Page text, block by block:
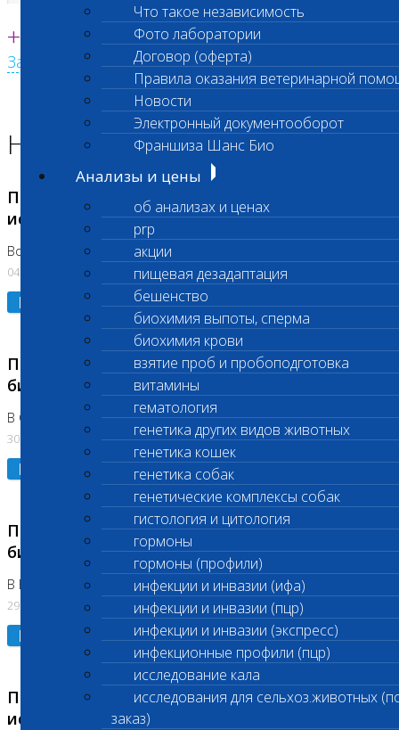
Единая круглосуточная справочная
+7 495 260 0 260
Заказать звонок с сайта
Что такое независимость
Фото лаборатории
Договор (оферта)
Правила оказания ветеринарной
Новости
Электронный документооборот
Франшиза Шанс Био
Анализы и цены
об анализах и ценах
prp
акции
пищевая дезадаптация
бешенство
биохимия выпоты, сперма
биохимия крови
взятие проб и пробоподготовка
витамины
гематология
генетика других видов животных
генетика кошек
генетика собак
генетические комплексы собак
гистология и цитология
гормоны
гормоны (профили)
инфекции и инвазии (ифа)
инфекции и инвазии (пцр)
инфекции и инвазии (экспресс)
инфекционные профили (пцр)
исследование кала
исследования для сельхоз.животных
заказ)
Главная страница
Новости лаборатории
Приостановка срочных биохимических
исследований
Во Владыкино
04.08.2026
Подробнее
Приостановлено выполнение срочных
биохимических исследований
В Сколково. Код (123,309,310)
30.07.2026
Подробнее
Приостановлено выполнение срочных
биохимических исследований
В Бутово 29.07.26
29.07.2026
Подробнее
Приостановлено выполнение биохимических
исследований